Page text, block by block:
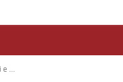
Allegati e Modulistica DGR720.zip